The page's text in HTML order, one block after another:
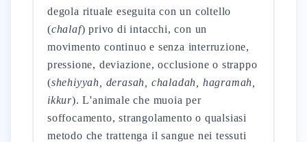
degola rituale eseguita con un coltello
(chalaf) privo di intacchi, con un
movimento continuo e senza interruzione,
pressione, deviazione, occlusione o strappo
(shehiyyah, derasah, chaladah, hagramah,
ikkur). L'animale che muoia per
soffocamento, strangolamento o qualsiasi
metodo che trattenga il sangue nei tessuti